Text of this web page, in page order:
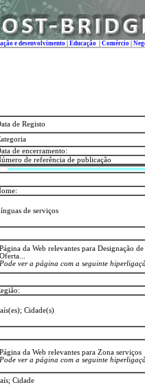
e desenvolvimento Educação Comércio
de Registo
de encerramento:
de referência de publicação
de serviços
Página da Web relevantes para Designação
Oferta...
Pode ver a página com a seguinte
Cidade(s)
Página da Web relevantes para Zona serviços
Pode ver a página com a seguinte
Cidade